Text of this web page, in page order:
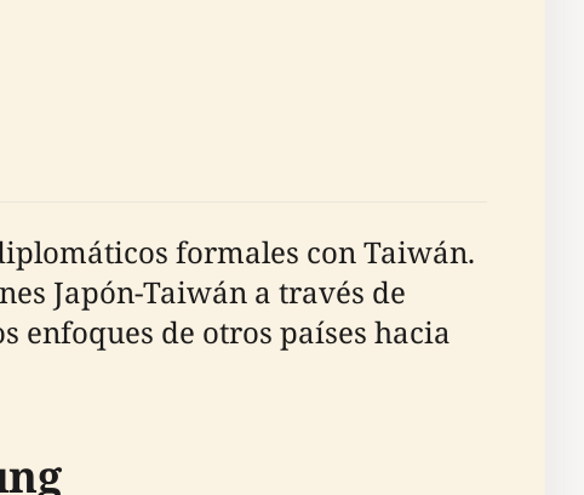
formales con Taiwán.
Japón-Taiwán a través de
enfoques de otros países hacia